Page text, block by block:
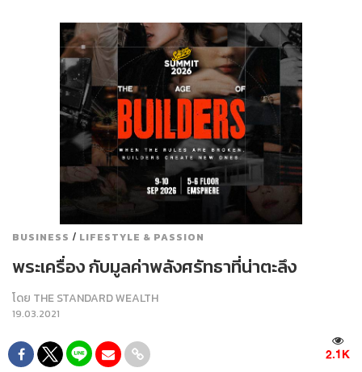
BUSINESS / LIFESTYLE & PASSION
พระเครื่อง กับมูลค่าพลังศรัทธาที่น่าตะลึง
โดย THE STANDARD WEALTH
19.03.2021
2.1K